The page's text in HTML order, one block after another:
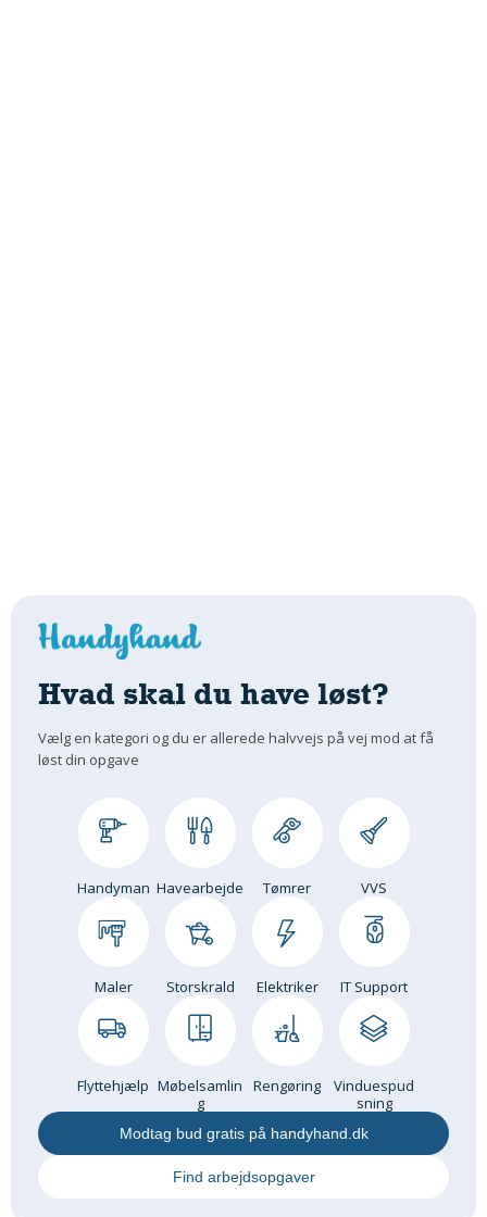
Hvad skal du have løst?
Vælg en kategori og du er allerede halvvejs på vej mod at få
løst din opgave
Handyman Havearbejde Tømrer VVS
Maler Storskrald Elektriker IT Support
Flyttehjælp Møbelsamlin
g
Rengøring
Vinduespud
sning
Modtag bud gratis på handyhand.dk
Find arbejdsopgaver